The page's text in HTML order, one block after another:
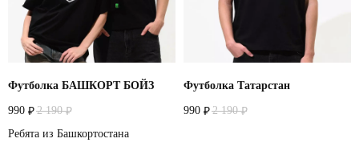
Футболка БАШКОРТ БОЙЗ
990 ₽ 2 190 ₽
Ребята из Башкортостана
Футболка Татарстан
990 ₽ 2 190 ₽